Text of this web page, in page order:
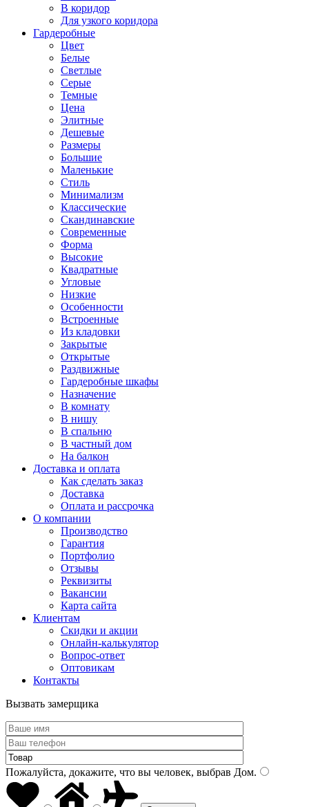
В коридор
Для узкого коридора
Гардеробные
Цвет
Белые
Светлые
Серые
Темные
Цена
Элитные
Дешевые
Размеры
Большие
Маленькие
Стиль
Минимализм
Классические
Скандинавские
Современные
Форма
Высокие
Квадратные
Угловые
Низкие
Особенности
Встроенные
Из кладовки
Закрытые
Открытые
Раздвижные
Гардеробные шкафы
Назначение
В комнату
В нишу
В спальню
В частный дом
На балкон
Доставка и оплата
Как сделать заказ
Доставка
Оплата и рассрочка
О компании
Производство
Гарантия
Портфолио
Отзывы
Реквизиты
Вакансии
Карта сайта
Клиентам
Скидки и акции
Онлайн-калькулятор
Вопрос-ответ
Оптовикам
Контакты
Вызвать замерщика
Пожалуйста, докажите, что вы человек, выбрав Дом.